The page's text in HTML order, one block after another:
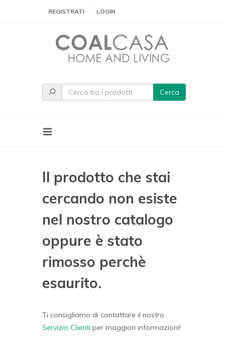
REGISTRATI LOGIN
Cerca
Il prodotto che stai
cercando non esiste
nel nostro catalogo
oppure è stato
rimosso perchè
esaurito.
Ti consigliamo di contattare il nostro
Servizio Clienti per maggiori informazioni!